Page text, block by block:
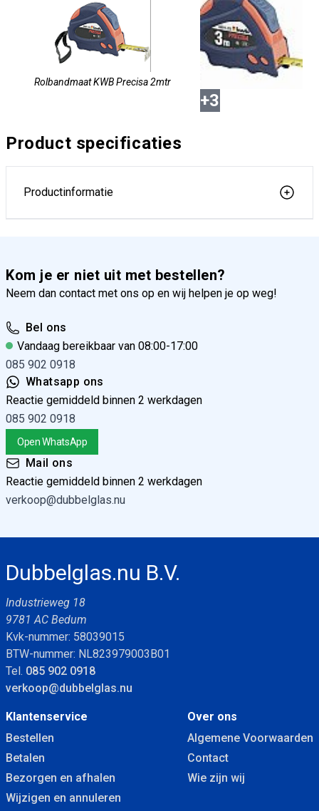
Rolbandmaat KWB Precisa 2mtr
Rolbandmaat KWB Precisa 3mtr
Rolbandmaat KWB Precisa 10mtr
+3
Product specificaties
Productinformatie
Kom je er niet uit met bestellen?
Neem dan contact met ons op en wij helpen je op weg!
Bel ons
Vandaag bereikbaar van 08:00-17:00
085 902 0918
Whatsapp ons
Reactie gemiddeld binnen 2 werkdagen
085 902 0918
Open WhatsApp
Mail ons
Reactie gemiddeld binnen 2 werkdagen
verkoop@dubbelglas.nu
Dubbelglas.nu B.V.
Industrieweg 18
9781 AC Bedum
Kvk-nummer: 58039015
BTW-nummer: NL823979003B01
Tel. 085 902 0918
verkoop@dubbelglas.nu
Klantenservice
Bestellen
Betalen
Bezorgen en afhalen
Wijzigen en annuleren
Over ons
Algemene Voorwaarden
Contact
Wie zijn wij